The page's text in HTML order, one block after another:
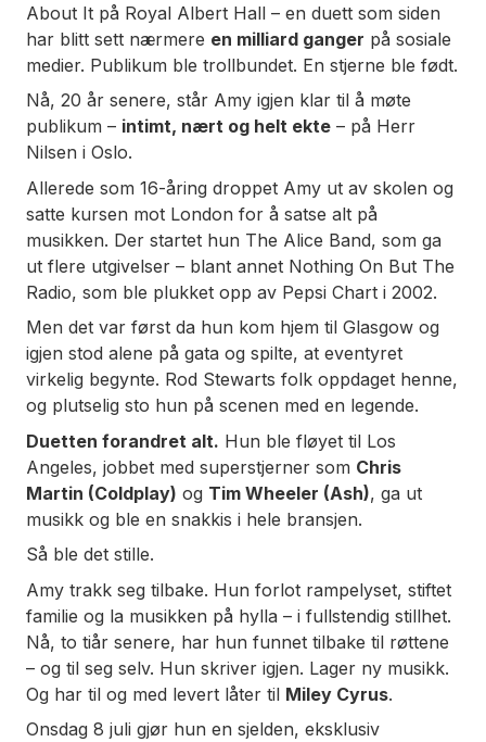
About It på Royal Albert Hall – en duett som siden
har blitt sett nærmere en milliard ganger på sosiale
medier. Publikum ble trollbundet. En stjerne ble født.
Nå, 20 år senere, står Amy igjen klar til å møte
publikum – intimt, nært og helt ekte – på Herr
Nilsen i Oslo.
Allerede som 16-åring droppet Amy ut av skolen og
satte kursen mot London for å satse alt på
musikken. Der startet hun The Alice Band, som ga
ut flere utgivelser – blant annet Nothing On But The
Radio, som ble plukket opp av Pepsi Chart i 2002.
Men det var først da hun kom hjem til Glasgow og
igjen stod alene på gata og spilte, at eventyret
virkelig begynte. Rod Stewarts folk oppdaget henne,
og plutselig sto hun på scenen med en legende.
Duetten forandret alt. Hun ble fløyet til Los
Angeles, jobbet med superstjerner som Chris
Martin (Coldplay) og Tim Wheeler (Ash), ga ut
musikk og ble en snakkis i hele bransjen.
Så ble det stille.
Amy trakk seg tilbake. Hun forlot rampelyset, stiftet
familie og la musikken på hylla – i fullstendig stillhet.
Nå, to tiår senere, har hun funnet tilbake til røttene
– og til seg selv. Hun skriver igjen. Lager ny musikk.
Og har til og med levert låter til Miley Cyrus.
Onsdag 8 juli gjør hun en sjelden, eksklusiv